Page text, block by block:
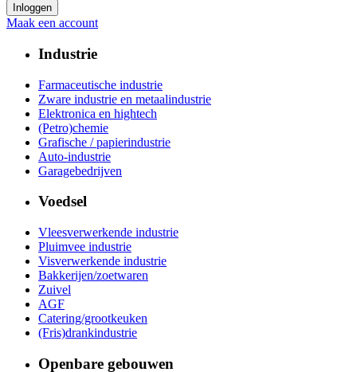
Maak een account
Industrie
Farmaceutische industrie
Zware industrie en metaalindustrie
Elektronica en hightech
(Petro)chemie
Grafische / papierindustrie
Auto-industrie
Garagebedrijven
Voedsel
Vleesverwerkende industrie
Pluimvee industrie
Visverwerkende industrie
Bakkerijen/zoetwaren
Zuivel
AGF
Catering/grootkeuken
(Fris)drankindustrie
Openbare gebouwen